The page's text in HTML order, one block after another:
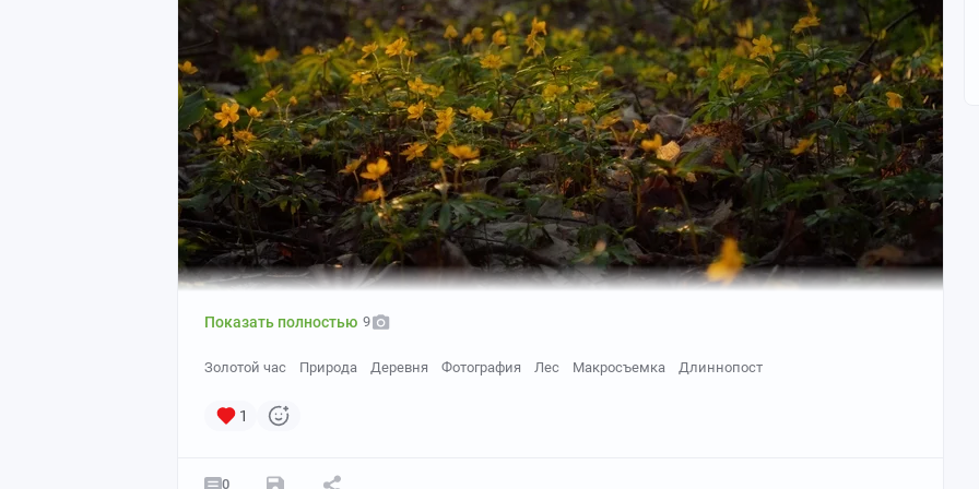
Показать полностью 9
Золотой час Природа Деревня Фотография Лес Макросъемка Длиннопост
1
0